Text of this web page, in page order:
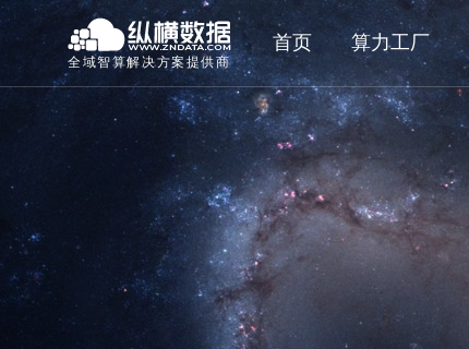
全域智算解决方案提供商
首页 算力工厂